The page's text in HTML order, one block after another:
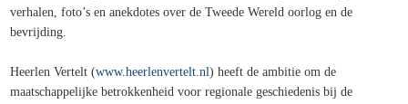
verhalen, foto’s en anekdotes over de Tweede Wereld oorlog en de
bevrijding.
Heerlen Vertelt (www.heerlenvertelt.nl) heeft de ambitie om de
maatschappelijke betrokkenheid voor regionale geschiedenis bij de